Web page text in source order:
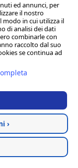
ed annunci, per
il nostro
in cui utilizza il
di analisi dei dati
combinarle con
raccolto dal suo
se continua ad
›